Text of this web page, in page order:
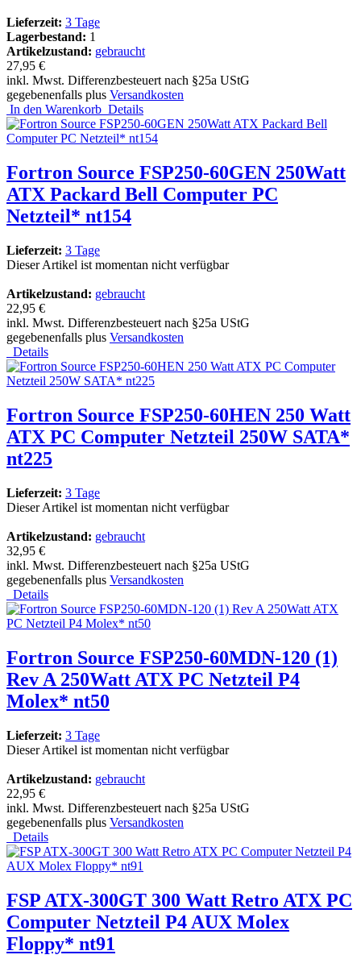
Lieferzeit: 3 Tage
Lagerbestand: 1
Artikelzustand: gebraucht
27,95 €
inkl. Mwst. Differenzbesteuert nach §25a UStG
gegebenenfalls plus Versandkosten
In den Warenkorb Details
Fortron Source FSP250-60GEN 250Watt
ATX Packard Bell Computer PC
Netzteil* nt154
Lieferzeit: 3 Tage
Dieser Artikel ist momentan nicht verfügbar
Artikelzustand: gebraucht
22,95 €
inkl. Mwst. Differenzbesteuert nach §25a UStG
gegebenenfalls plus Versandkosten
Details
Fortron Source FSP250-60HEN 250 Watt
ATX PC Computer Netzteil 250W SATA*
nt225
Lieferzeit: 3 Tage
Dieser Artikel ist momentan nicht verfügbar
Artikelzustand: gebraucht
32,95 €
inkl. Mwst. Differenzbesteuert nach §25a UStG
gegebenenfalls plus Versandkosten
Details
Fortron Source FSP250-60MDN-120 (1)
Rev A 250Watt ATX PC Netzteil P4
Molex* nt50
Lieferzeit: 3 Tage
Dieser Artikel ist momentan nicht verfügbar
Artikelzustand: gebraucht
22,95 €
inkl. Mwst. Differenzbesteuert nach §25a UStG
gegebenenfalls plus Versandkosten
Details
FSP ATX-300GT 300 Watt Retro ATX PC
Computer Netzteil P4 AUX Molex
Floppy* nt91